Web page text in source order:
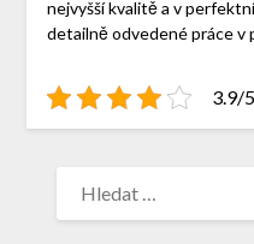
nejvyšší kvalitě a v
detailně odvedené práce v
3.9/